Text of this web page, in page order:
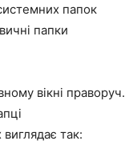
папок
папки
вікні праворуч.
так: